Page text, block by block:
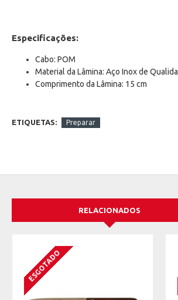
Especificações:
Cabo: POM
Material da Lâmina: Aço Inox de
Comprimento da Lâmina: 15 cm
ETIQUETAS: Preparar
RELACIONADOS
ESGOTADO